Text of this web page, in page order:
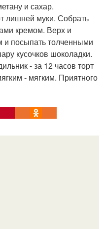
и сахар.
лишней муки. Собрать
кремом. Верх и
и посыпать толченными
кусочков шоколадки.
- за 12 часов торт
- мягким. Приятного